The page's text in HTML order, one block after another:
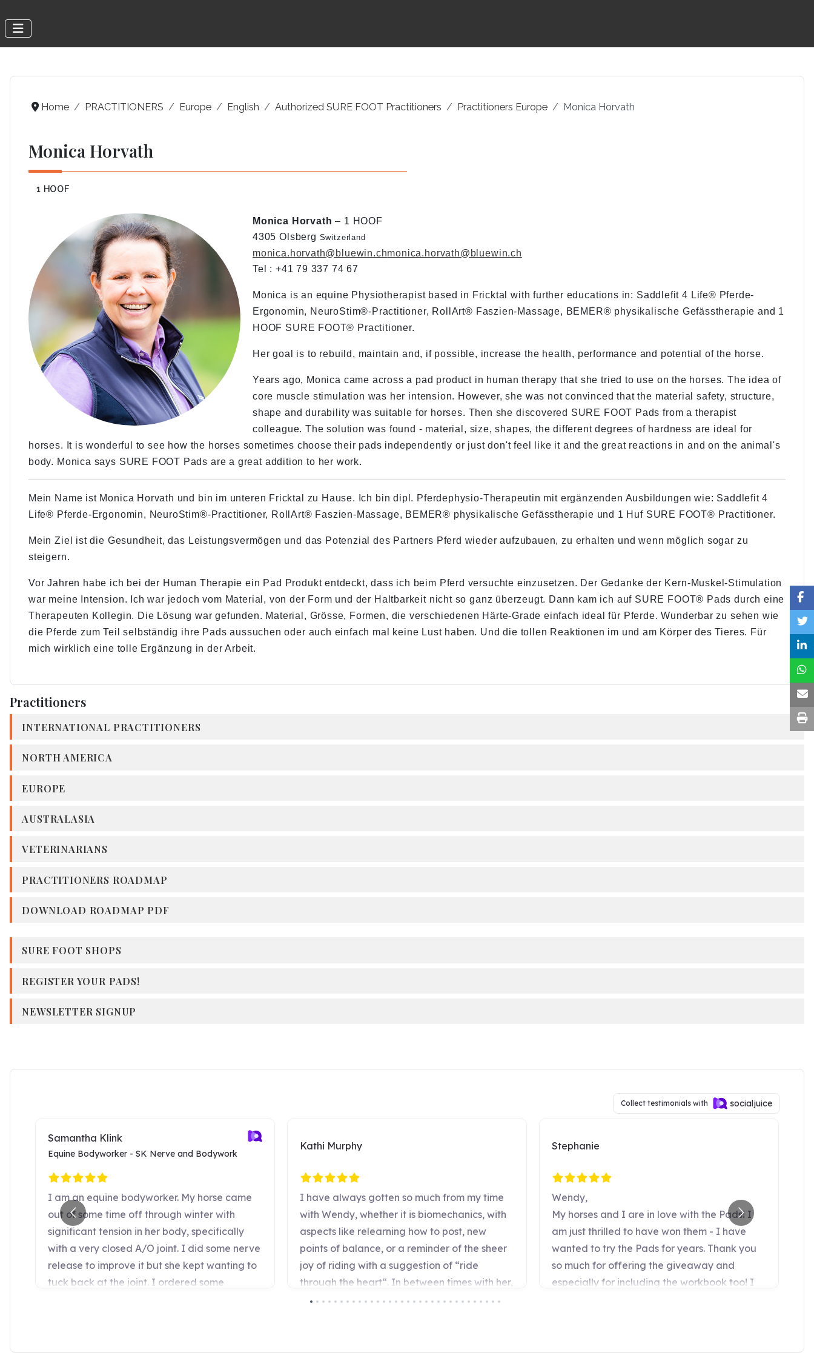
Home PRACTITIONERS Europe English Authorized SURE FOOT Practitioners Practitioners Europe Monica Horvath
Monica Horvath
1 HOOF
Monica Horvath – 1 HOOF
4305 Olsberg Switzerland
monica.horvath@bluewin.chmonica.horvath@bluewin.ch
Tel : +41 79 337 74 67
Monica is an equine Physiotherapist based in Fricktal with further educations in: Saddlefit 4 Life® Pferde-
Ergonomin, NeuroStim®-Practitioner, RollArt® Faszien-Massage, BEMER® physikalische Gefässtherapie and 1
HOOF SURE FOOT® Practitioner.
Her goal is to rebuild, maintain and, if possible, increase the health, performance and potential of the horse.
Years ago, Monica came across a pad product in human therapy that she tried to use on the horses. The idea of
core muscle stimulation was her intension. However, she was not convinced that the material safety, structure,
shape and durability was suitable for horses. Then she discovered SURE FOOT Pads from a therapist
colleague. The solution was found - material, size, shapes, the different degrees of hardness are ideal for
horses. It is wonderful to see how the horses sometimes choose their pads independently or just don't feel like it and the great reactions in and on the animal's
body. Monica says SURE FOOT Pads are a great addition to her work.
Mein Name ist Monica Horvath und bin im unteren Fricktal zu Hause. Ich bin dipl. Pferdephysio-Therapeutin mit ergänzenden Ausbildungen wie: Saddlefit 4
Life® Pferde-Ergonomin, NeuroStim®-Practitioner, RollArt® Faszien-Massage, BEMER® physikalische Gefässtherapie und 1 Huf SURE FOOT® Practitioner.
Mein Ziel ist die Gesundheit, das Leistungsvermögen und das Potenzial des Partners Pferd wieder aufzubauen, zu erhalten und wenn möglich sogar zu
steigern.
Vor Jahren habe ich bei der Human Therapie ein Pad Produkt entdeckt, dass ich beim Pferd versuchte einzusetzen. Der Gedanke der Kern-Muskel-Stimulation
war meine Intension. Ich war jedoch vom Material, von der Form und der Haltbarkeit nicht so ganz überzeugt. Dann kam ich auf SURE FOOT® Pads durch eine
Therapeuten Kollegin. Die Lösung war gefunden. Material, Grösse, Formen, die verschiedenen Härte-Grade einfach ideal für Pferde. Wunderbar zu sehen wie
die Pferde zum Teil selbständig ihre Pads aussuchen oder auch einfach mal keine Lust haben. Und die tollen Reaktionen im und am Körper des Tieres. Für
mich wirklich eine tolle Ergänzung in der Arbeit.
Practitioners
INTERNATIONAL PRACTITIONERS
NORTH AMERICA
EUROPE
AUSTRALASIA
VETERINARIANS
PRACTITIONERS ROADMAP
DOWNLOAD ROADMAP PDF
SURE FOOT SHOPS
REGISTER YOUR PADS!
NEWSLETTER SIGNUP